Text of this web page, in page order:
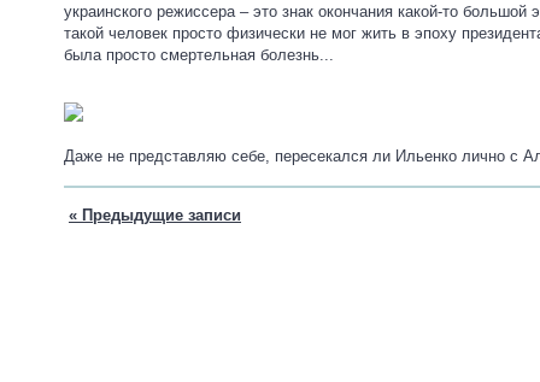
украинского режиссера – это знак окончания какой-то
такой человек просто физически не мог жить в эпоху
была просто смертельная болезнь...
Даже не представляю себе, пересекался ли Ильенко лично с
« Предыдущие записи